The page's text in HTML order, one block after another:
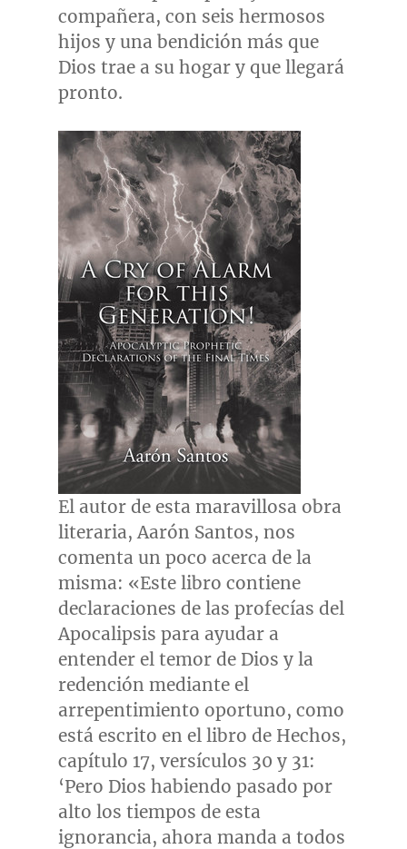
compañera, con seis hermosos
hijos y una bendición más que
Dios trae a su hogar y que llegará
pronto.
El autor de esta maravillosa obra
literaria, Aarón Santos, nos
comenta un poco acerca de la
misma: «Este libro contiene
declaraciones de las profecías del
Apocalipsis para ayudar a
entender el temor de Dios y la
redención mediante el
arrepentimiento oportuno, como
está escrito en el libro de Hechos,
capítulo 17, versículos 30 y 31:
‘Pero Dios habiendo pasado por
alto los tiempos de esta
ignorancia, ahora manda a todos